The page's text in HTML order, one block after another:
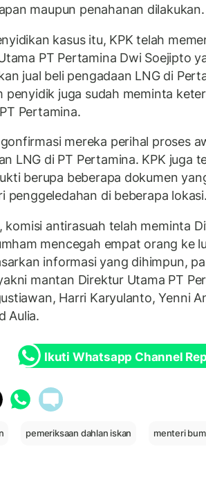
maupun penahanan dilakukan.
kasus itu, KPK telah
PT Pertamina Dwi Soejipto
jual beli pengadaan LNG di
penyidik juga sudah meminta
Pertamina.
mereka perihal proses
LNG di PT Pertamina. KPK juga
berupa beberapa dokumen
penggeledahan di beberapa lokasi.
komisi antirasuah telah meminta
mencegah empat orang ke
informasi yang dihimpun,
mantan Direktur Utama PT
Harri Karyulanto, Yenni
Aulia.
Ikuti Whatsapp Channel
pemeriksaan dahlan iskan menteri